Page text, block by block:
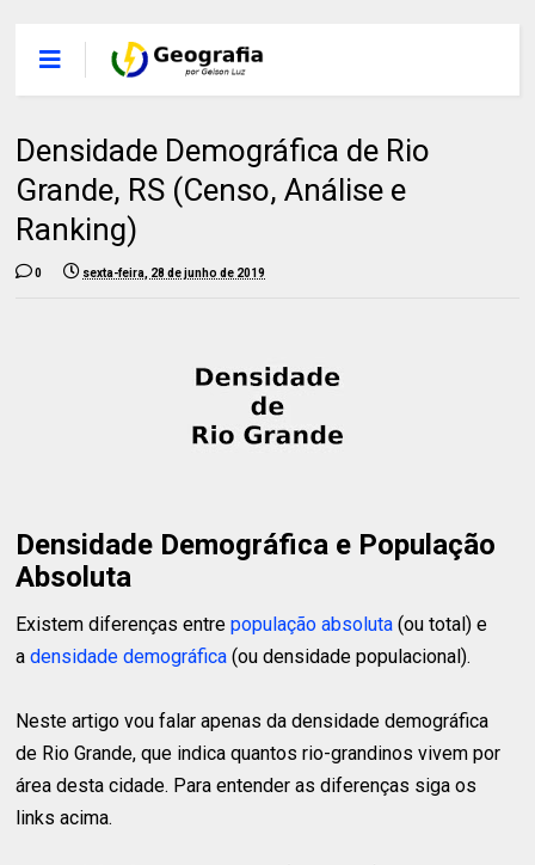
Densidade Demográfica de Rio
Grande, RS (Censo, Análise e
Ranking)
0 sexta-feira, 28 de junho de 2019
Densidade Demográfica e População
Absoluta
Existem diferenças entrepopulação absoluta (ou total) e
adensidade demográfica (ou densidade populacional).
Neste artigo vou falar apenas da densidade demográfica
de Rio Grande, que indica quantos rio-grandinos vivem por
área desta cidade. Para entender as diferenças siga os
links acima.